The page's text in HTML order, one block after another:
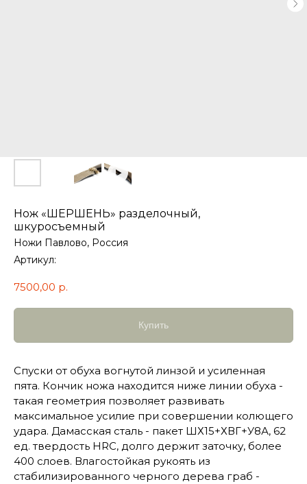
Нож «ШЕРШЕНЬ» разделочный,
шкуросъемный
Ножи Павлово, Россия
Артикул:
7500,00 р.
Купить
Спуски от обуха вогнутой линзой и усиленная
пята. Кончик ножа находится ниже линии обуха -
такая геометрия позволяет развивать
максимальное усилие при совершении колющего
удара. Дамасская сталь - пакет ШХ15+ХВГ+У8А, 62
ед. твердость HRC, долго держит заточку, более
400 слоев. Влагостойкая рукоять из
стабилизированного черного дерева граб -